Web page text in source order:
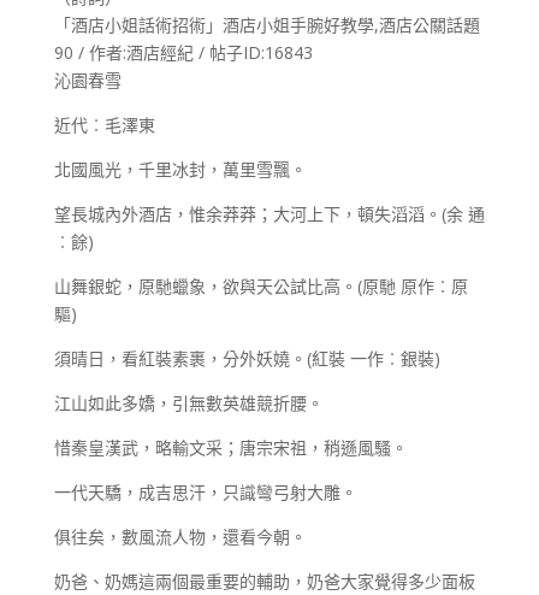
「酒店小姐話術招術」酒店小姐手腕好教學,酒店公關話題
90 / 作者:酒店經紀 / 帖子ID:16843
沁園春雪
近代︰毛澤東
北國風光，千里冰封，萬里雪飄。
望長城內外酒店，惟余莽莽；大河上下，頓失滔滔。(余 通
︰餘)
山舞銀蛇，原馳蠟象，欲與天公試比高。(原馳 原作︰原
驅)
須晴日，看紅裝素裹，分外妖嬈。(紅裝 一作︰銀裝)
江山如此多嬌，引無數英雄競折腰。
惜秦皇漢武，略輸文采；唐宗宋祖，稍遜風騷。
一代天驕，成吉思汗，只識彎弓射大雕。
俱往矣，數風流人物，還看今朝。
奶爸、奶媽這兩個最重要的輔助，奶爸大家覺得多少面板